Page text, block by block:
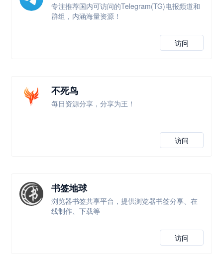
专注推荐国内可访问的Telegram(TG)电报频道和
群组，内涵海量资源！
访问
不死鸟
每日资源分享，分享为王！
访问
书签地球
浏览器书签共享平台，提供浏览器书签分享、在
线制作、下载等
访问